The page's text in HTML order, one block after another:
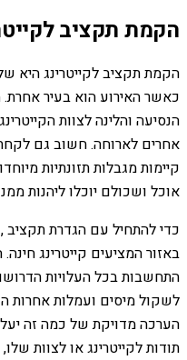
הקמת תקציב
הקמת תקציב לקייטרינג היא
כאשר האירוע הוא בעיר
הנסיעה והלינה לצוות
אחרים לארוחה. חשוב גם
קיימות מגבלות תזונתיות
אוכל ושכולם יוכלו ליהנות
כדי להתחיל עם הגדרת תקציב ,
באזור המציעים קייטרינג
התחשבות בכל העלויות
לשקול מיסים ועמלות אחרות
הערכה מדויקת של כמה זה
תודות לקייטרינג או לצוות